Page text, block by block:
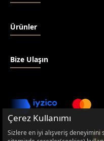
Ürünler
Bize Ulaşın
Çerez Kullanımı
Sizlere en iyi alışveriş deneyimini